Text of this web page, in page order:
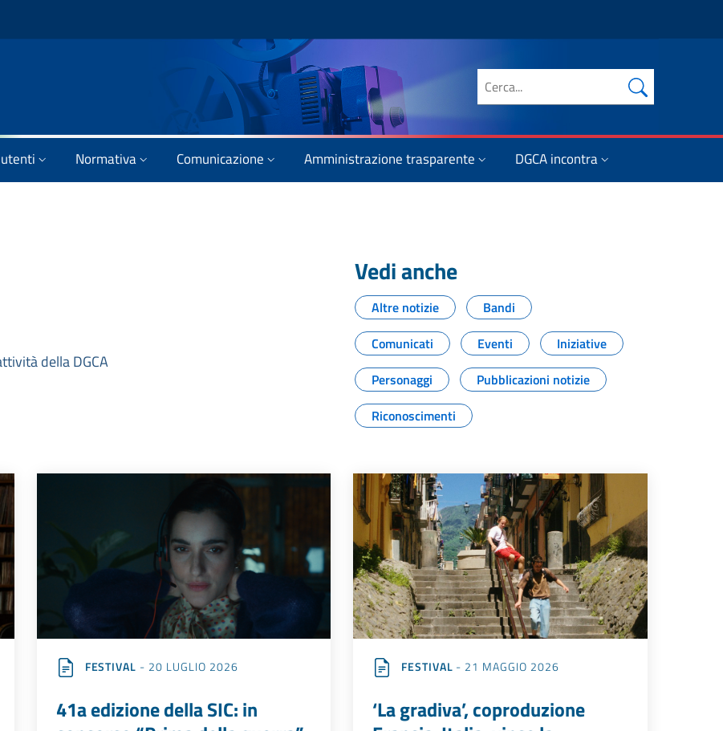
Cerca nel sito
Normativa Comunicazione Amministrazione trasparente DGCA incontra
della DGCA
Vedi anche
Altre notizie
Bandi
Comunicati
Eventi
Iniziative
Personaggi
Pubblicazioni notizie
Riconoscimenti
FESTIVAL - 20 LUGLIO 2026
41a edizione della SIC: in
FESTIVAL - 21 MAGGIO 2026
‘La gradiva’, coproduzione